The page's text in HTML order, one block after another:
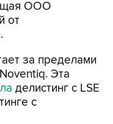
ООО
от
за пределами
Эта
делистинг с LSE
с